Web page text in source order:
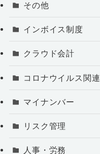
その他
インボイス制度
クラウド会計
コロナウイルス関連
マイナンバー
リスク管理
人事・労務